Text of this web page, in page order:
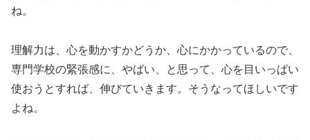
ね。
理解力は、心を動かすかどうか、心にかかっているので、
専門学校の緊張感に、やばい、と思って、心を目いっぱい
使おうとすれば、伸びていきます。そうなってほしいです
よね。